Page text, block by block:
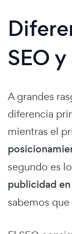
SEO
A grandes
diferencia
mientras el
segundo es
publicidad
sabemos